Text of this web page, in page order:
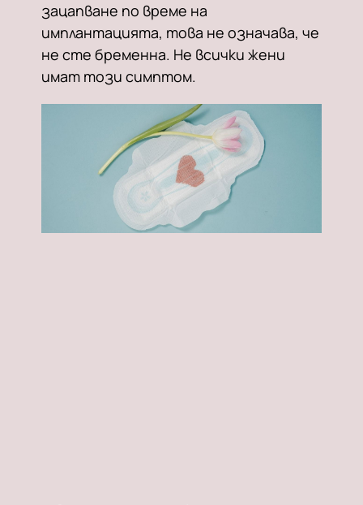
зацапване по време на
имплантацията, това не означава, че
не сте бременна. Не всички жени
имат този симптом.